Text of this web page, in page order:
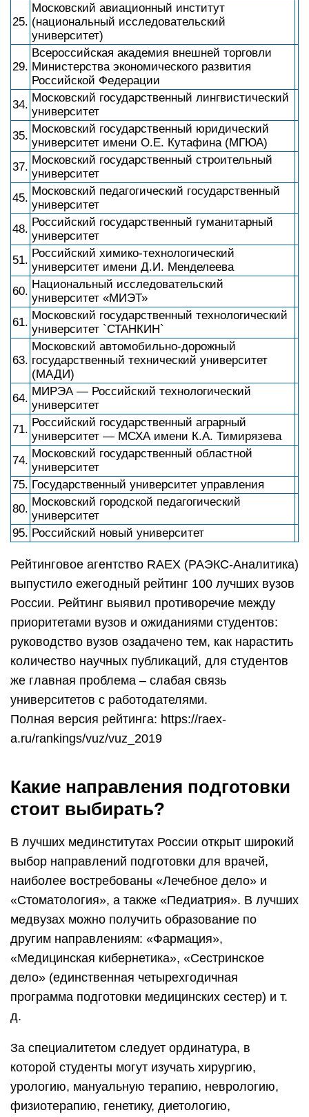
25.
Московский авиационный институт
(национальный исследовательский
университет)
29.
Всероссийская академия внешней торговли
Министерства экономического развития
Российской Федерации
34.
Московский государственный лингвистический
университет
35.
Московский государственный юридический
университет имени О.Е. Кутафина (МГЮА)
37.
Московский государственный строительный
университет
45.
Московский педагогический государственный
университет
48.
Российский государственный гуманитарный
университет
51.
Российский химико-технологический
университет имени Д.И. Менделеева
60.
Национальный исследовательский
университет «МИЭТ»
61.
Московский государственный технологический
университет `СТАНКИН`
63.
Московский автомобильно-дорожный
государственный технический университет
(МАДИ)
64.
МИРЭА — Российский технологический
университет
71.
Российский государственный аграрный
университет — МСХА имени К.А. Тимирязева
74.
Московский государственный областной
университет
75. Государственный университет управления
80.
Московский городской педагогический
университет
95. Российский новый университет
Рейтинговое агентство RAEX (РАЭКС-Аналитика)
выпустило ежегодный рейтинг 100 лучших вузов
России. Рейтинг выявил противоречие между
приоритетами вузов и ожиданиями студентов:
руководство вузов озадачено тем, как нарастить
количество научных публикаций, для студентов
же главная проблема – слабая связь
университетов с работодателями.
Полная версия рейтинга: https://raex-
a.ru/rankings/vuz/vuz_2019
Какие направления подготовки
стоит выбирать?
В лучших мединститутах России открыт широкий
выбор направлений подготовки для врачей,
наиболее востребованы «Лечебное дело» и
«Стоматология», а также «Педиатрия». В лучших
медвузах можно получить образование по
другим направлениям: «Фармация»,
«Медицинская кибернетика», «Сестринское
дело» (единственная четырехгодичная
программа подготовки медицинских сестер) и т.
д.
За специалитетом следует ординатура, в
которой студенты могут изучать хирургию,
урологию, мануальную терапию, неврологию,
физиотерапию, генетику, диетологию,